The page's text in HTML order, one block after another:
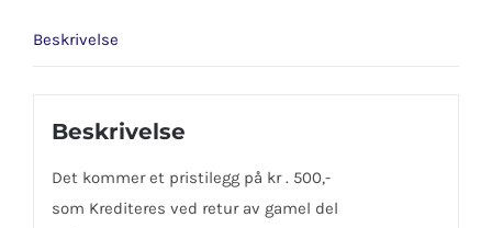
Beskrivelse
Beskrivelse
Det kommer et pristilegg på kr . 500,-
som Krediteres ved retur av gamel del